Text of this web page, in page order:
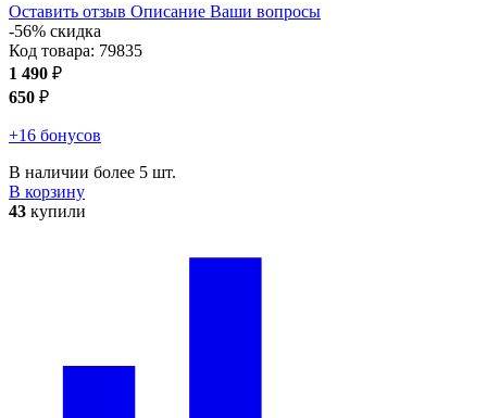
Оставить отзыв Описание Ваши вопросы
-56% скидка
Код товара: 79835
1 490 ₽
650 ₽
+16 бонусов
В наличии более 5 шт.
В корзину
43 купили